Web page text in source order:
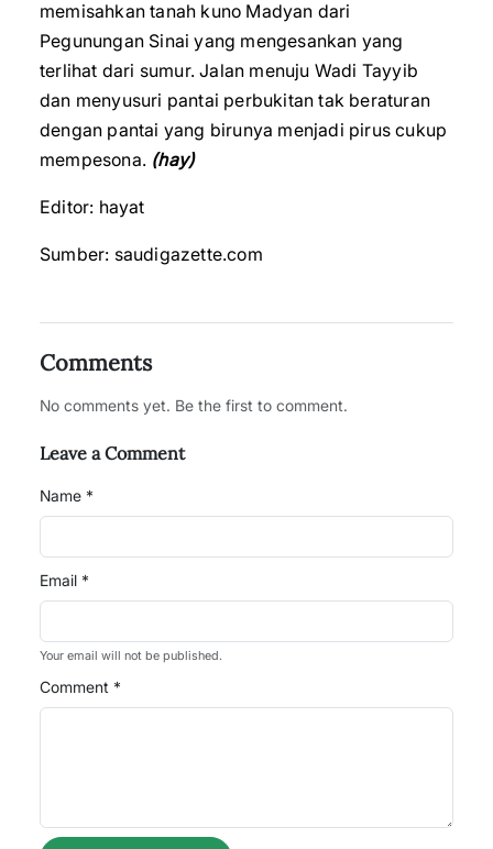
memisahkan tanah kuno Madyan dari
Pegunungan Sinai yang mengesankan yang
terlihat dari sumur. Jalan menuju Wadi Tayyib
dan menyusuri pantai perbukitan tak beraturan
dengan pantai yang birunya menjadi pirus cukup
mempesona. (hay)
Editor: hayat
Sumber: saudigazette.com
Comments
No comments yet. Be the first to comment.
Leave a Comment
Name *
Email *
Your email will not be published.
Comment *